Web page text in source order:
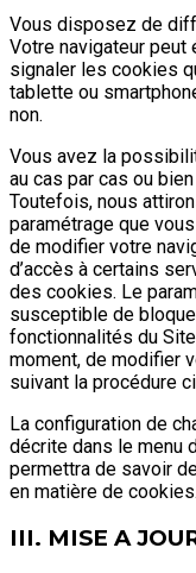
Vous disposez de
Votre navigateur peut
signaler les cookies
tablette ou
non.
Vous avez la
au cas par cas ou
Toutefois, nous
paramétrage que
de modifier votre
d’accès à certains
des cookies. Le
susceptible de
fonctionnalités du
moment, de modifier
suivant la procédure
La configuration de
décrite dans le menu
permettra de savoir
en matière de cookies.
III. MISE A